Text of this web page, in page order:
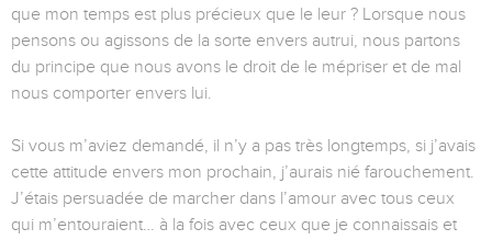
que mon temps est plus précieux que le leur ? Lorsque nous
pensons ou agissons de la sorte envers autrui, nous partons
du principe que nous avons le droit de le mépriser et de mal
nous comporter envers lui.
Si vous m’aviez demandé, il n’y a pas très longtemps, si j’avais
cette attitude envers mon prochain, j’aurais nié farouchement.
J’étais persuadée de marcher dans l’amour avec tous ceux
qui m’entouraient… à la fois avec ceux que je connaissais et